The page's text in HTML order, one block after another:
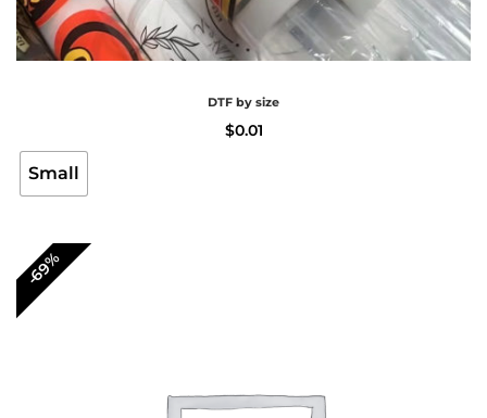
DTF by size
$0.01
Small
-69%